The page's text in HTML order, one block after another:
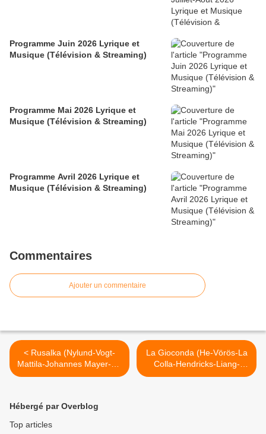
Programme Juin 2026 Lyrique et
Musique (Télévision & Streaming)
Programme Mai 2026 Lyrique et
Musique (Télévision & Streaming)
Programme Avril 2026 Lyrique et
Musique (Télévision & Streaming)
Commentaires
Ajouter un commentaire
< Rusalka (Nylund-Vogt-
Mattila-Johannes Mayer-De
Young-Mälkki-Carsen)
La Gioconda (He-Vörös-La
Colla-Hendricks-Liang-
Teitgen-Carignani-Py) La
Hébergé par Overblog
Top articles